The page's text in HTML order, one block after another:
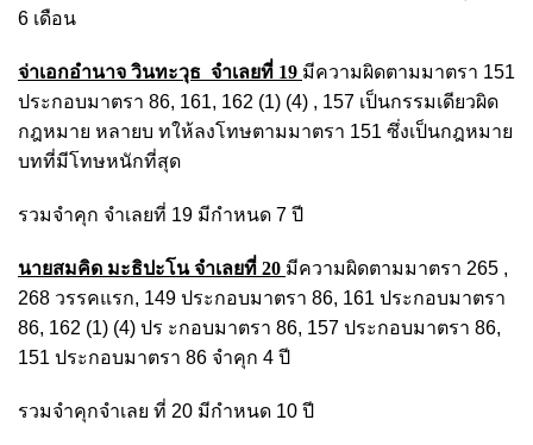
6 เดือน
จ่าเอกอำนาจ วินทะวุธ จำเลยที่ 19 มีความผิดตามมาตรา 151
ประกอบมาตรา 86, 161, 162 (1) (4) , 157 เป็นกรรมเดียวผิด
กฎหมาย หลายบ ทให้ลงโทษตามมาตรา 151 ซึ่งเป็นกฎหมาย
บทที่มีโทษหนักที่สุด
รวมจำคุก จำเลยที่ 19 มีกำหนด 7 ปี
นายสมคิด มะธิปะโนจำเลยที่ 20 มีความผิดตามมาตรา 265 ,
268 วรรคแรก, 149 ประกอบมาตรา 86, 161 ประกอบมาตรา
86, 162 (1) (4) ปร ะกอบมาตรา 86, 157 ประกอบมาตรา 86,
151 ประกอบมาตรา 86 จำคุก 4 ปี
รวมจำคุกจำเลย ที่ 20 มีกำหนด 10 ปี